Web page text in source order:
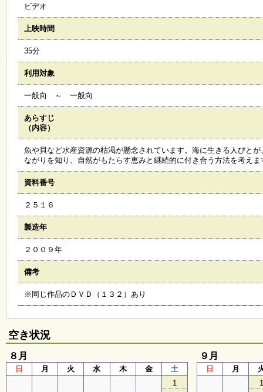
覧
会
ギ
リ
ン
イ
マ
ち
う
並
子
ど
ビデオ
上映時間
35分
利用対象
一般向 ～ 一般向
あらすじ
（内容）
魚や貝など水産資源の枯渇が懸念されています。海に生きる人びと
ながりを知り、自然がもたらす恵みと継続的に付き合う方法を考えま
資料番号
２５１６
製造年
２００９年
備考
※同じ作品のＤＶＤ（１３２）あり
空き状況
８月
日 月 火 水 木 金
土
1
９月
日 月